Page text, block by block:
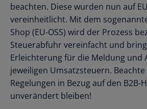
beachten. Diese wurden nun auf
vereinheitlicht. Mit dem
Shop (EU-OSS) wird der Prozess
Steuerabfuhr vereinfacht und
Erleichterung für die Meldung und
jeweiligen Umsatzsteuern.
Regelungen in Bezug auf den B2B-
unverändert bleiben!